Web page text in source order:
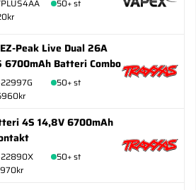
50+ st
Peak Live Dual 26A
6700mAh Batteri Combo
50+ st
4S 14,8V 6700mAh
50+ st